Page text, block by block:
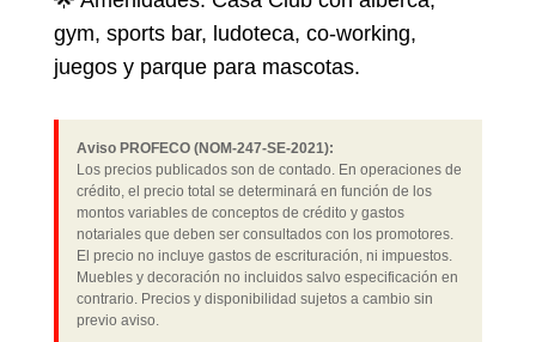
gym, sports bar, ludoteca, co-working,
juegos y parque para mascotas.
Aviso PROFECO (NOM-247-SE-2021):
Los precios publicados son de contado. En operaciones de
crédito, el precio total se determinará en función de los
montos variables de conceptos de crédito y gastos
notariales que deben ser consultados con los promotores.
El precio no incluye gastos de escrituración, ni impuestos.
Muebles y decoración no incluidos salvo especificación en
contrario. Precios y disponibilidad sujetos a cambio sin
previo aviso.